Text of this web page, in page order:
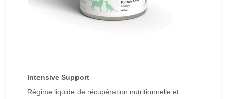
Intensive Support
Régime liquide de récupération nutritionnelle et